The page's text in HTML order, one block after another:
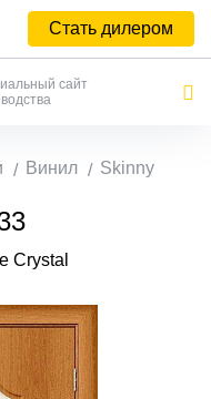
Стать дилером
сайт
Винил Skinny
Сrystal